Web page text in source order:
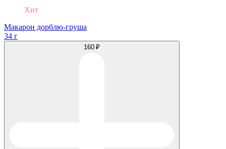
Хит
Макарон дорблю-груша
34 г
160 ₽